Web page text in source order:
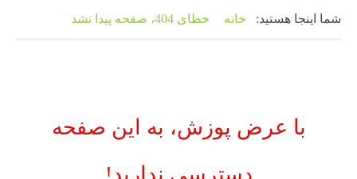
شما اینجا هستید: خانه خطای 404، صفحه پیدا نشد
با عرض پوزش، به این صفحه
دسترسی ندارید!